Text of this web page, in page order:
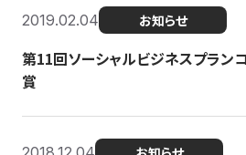
2019.02.04 お知らせ
第11回ソーシャルビジネスプラン
賞